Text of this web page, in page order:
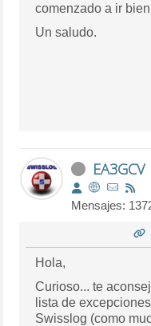
comenzado a ir
Un saludo.
EA3GCV
Mensajes:
Hola,
Curioso... te
lista de
Swisslog (como